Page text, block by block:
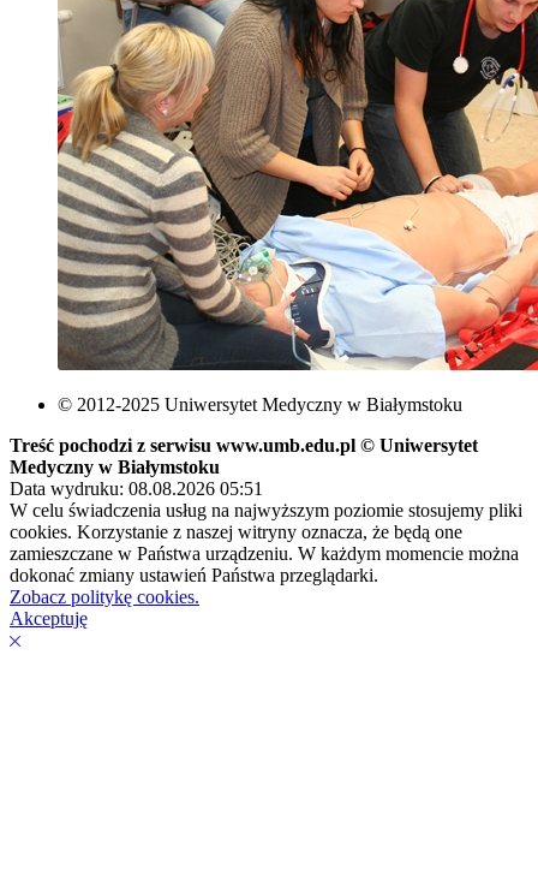
© 2012-2025 Uniwersytet Medyczny w Białymstoku
Treść pochodzi z serwisu www.umb.edu.pl © Uniwersytet
Medyczny w Białymstoku
Data wydruku: 08.08.2026 05:51
W celu świadczenia usług na najwyższym poziomie stosujemy pliki
cookies. Korzystanie z naszej witryny oznacza, że będą one
zamieszczane w Państwa urządzeniu. W każdym momencie można
dokonać zmiany ustawień Państwa przeglądarki.
Zobacz politykę cookies.
Akceptuję